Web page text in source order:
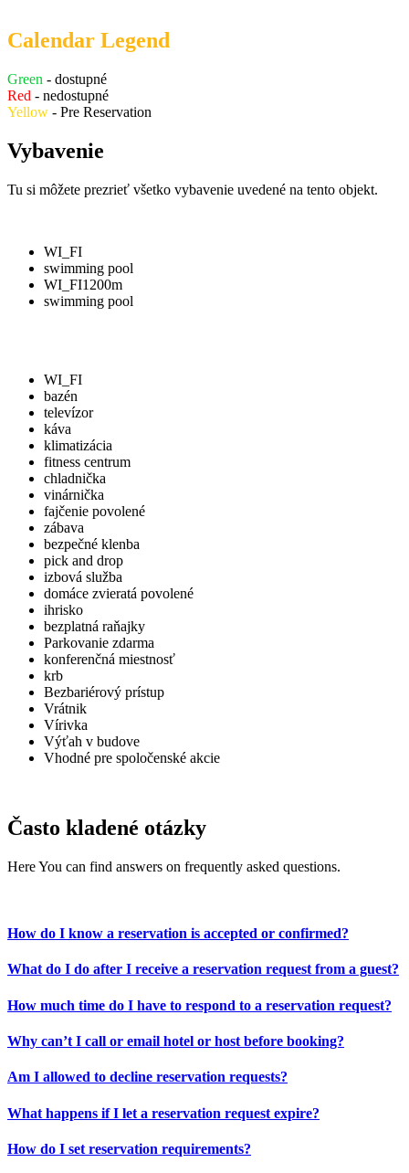
Calendar Legend
Green - dostupné
Red - nedostupné
Yellow - Pre Reservation
Vybavenie
Tu si môžete prezrieť všetko vybavenie uvedené na tento objekt.
WI_FI
swimming pool
WI_FI1200m
swimming pool
WI_FI
bazén
televízor
káva
klimatizácia
fitness centrum
chladnička
vinárnička
fajčenie povolené
zábava
bezpečné klenba
pick and drop
izbová služba
domáce zvieratá povolené
ihrisko
bezplatná raňajky
Parkovanie zdarma
konferenčná miestnosť
krb
Bezbariérový prístup
Vrátnik
Vírivka
Výťah v budove
Vhodné pre spoločenské akcie
Často kladené otázky
Here You can find answers on frequently asked questions.
How do I know a reservation is accepted or confirmed?
What do I do after I receive a reservation request from a guest?
How much time do I have to respond to a reservation request?
Why can’t I call or email hotel or host before booking?
Am I allowed to decline reservation requests?
What happens if I let a reservation request expire?
How do I set reservation requirements?